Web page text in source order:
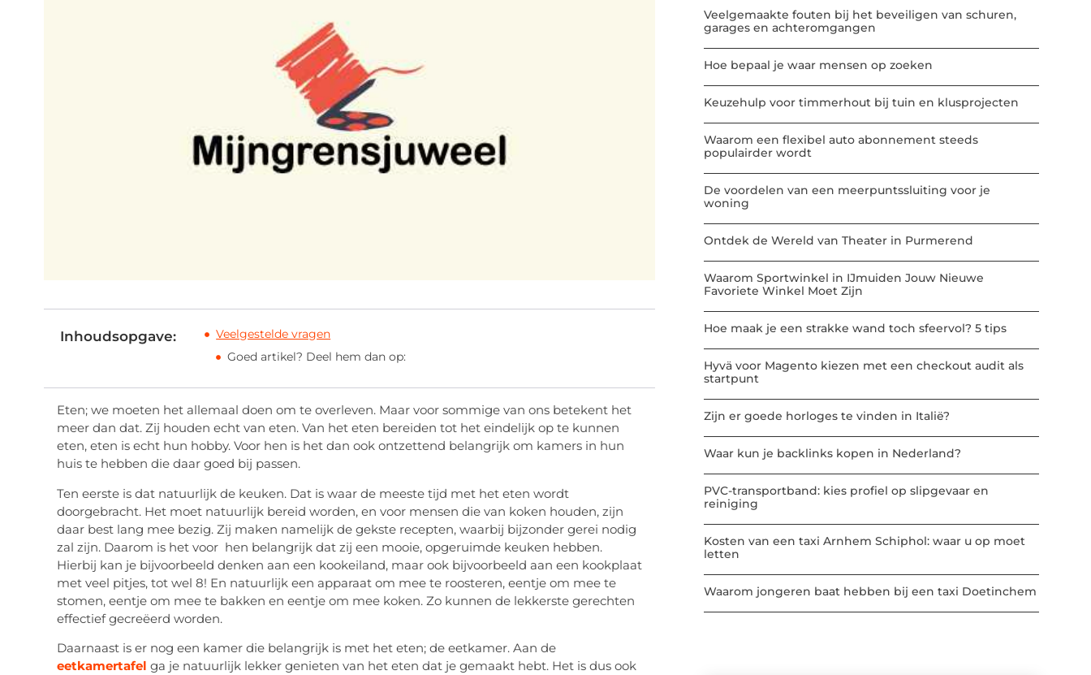
Inhoudsopgave:
Veelgestelde vragen
Goed artikel? Deel hem dan op:
Eten; we moeten het allemaal doen om te overleven. Maar voor sommige van ons betekent het
meer dan dat. Zij houden echt van eten. Van het eten bereiden tot het eindelijk op te kunnen
eten, eten is echt hun hobby. Voor hen is het dan ook ontzettend belangrijk om kamers in hun
huis te hebben die daar goed bij passen.
Ten eerste is dat natuurlijk de keuken. Dat is waar de meeste tijd met het eten wordt
doorgebracht. Het moet natuurlijk bereid worden, en voor mensen die van koken houden, zijn
daar best lang mee bezig. Zij maken namelijk de gekste recepten, waarbij bijzonder gerei nodig
zal zijn. Daarom is het voor hen belangrijk dat zij een mooie, opgeruimde keuken hebben.
Hierbij kan je bijvoorbeeld denken aan een kookeiland, maar ook bijvoorbeeld aan een kookplaat
met veel pitjes, tot wel 8! En natuurlijk een apparaat om mee te roosteren, eentje om mee te
stomen, eentje om mee te bakken en eentje om mee koken. Zo kunnen de lekkerste gerechten
effectief gecreëerd worden.
Daarnaast is er nog een kamer die belangrijk is met het eten; de eetkamer. Aan de
eetkamertafel ga je natuurlijk lekker genieten van het eten dat je gemaakt hebt. Het is dus ook
Veelgemaakte fouten bij het beveiligen van schuren,
garages en achteromgangen
Hoe bepaal je waar mensen op zoeken
Keuzehulp voor timmerhout bij tuin en klusprojecten
Waarom een flexibel auto abonnement steeds
populairder wordt
De voordelen van een meerpuntssluiting voor je
woning
Ontdek de Wereld van Theater in Purmerend
Waarom Sportwinkel in IJmuiden Jouw Nieuwe
Favoriete Winkel Moet Zijn
Hoe maak je een strakke wand toch sfeervol? 5 tips
Hyvä voor Magento kiezen met een checkout audit als
startpunt
Zijn er goede horloges te vinden in Italië?
Waar kun je backlinks kopen in Nederland?
PVC-transportband: kies profiel op slipgevaar en
reiniging
Kosten van een taxi Arnhem Schiphol: waar u op moet
letten
Waarom jongeren baat hebben bij een taxi Doetinchem